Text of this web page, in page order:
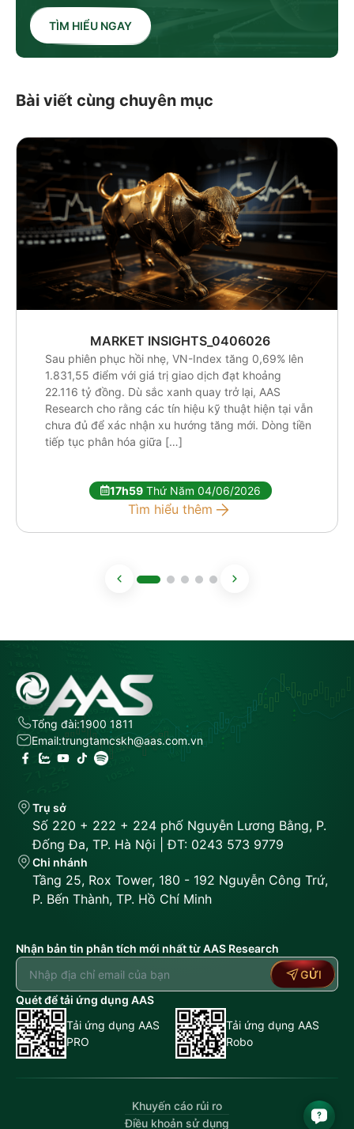
TÌM HIỂU NGAY
Bài viết cùng chuyên mục
MARKET INSIGHTS_0406026
Sau phiên phục hồi nhẹ, VN-Index tăng 0,69% lên
1.831,55 điểm với giá trị giao dịch đạt khoảng
22.116 tỷ đồng. Dù sắc xanh quay trở lại, AAS
Research cho rằng các tín hiệu kỹ thuật hiện tại vẫn
chưa đủ để xác nhận xu hướng tăng mới. Dòng tiền
tiếp tục phân hóa giữa […]
17h59Thứ Năm 04/06/2026
Tìm hiểu thêm
Tổng đài:1900 1811
Email:trungtamcskh@aas.com.vn
Trụ sở
Số 220 + 222 + 224 phố Nguyễn Lương Bằng, P.
Đống Đa, TP. Hà Nội | ĐT: 0243 573 9779
Chi nhánh
Tầng 25, Rox Tower, 180 - 192 Nguyễn Công Trứ,
P. Bến Thành, TP. Hồ Chí Minh
Nhận bản tin phân tích mới nhất từ AAS Research
GỬI
Quét để tải ứng dụng AAS
Tải ứng dụng AAS
PRO
Tải ứng dụng AAS
Robo
Khuyến cáo rủi ro
Điều khoản sử dụng